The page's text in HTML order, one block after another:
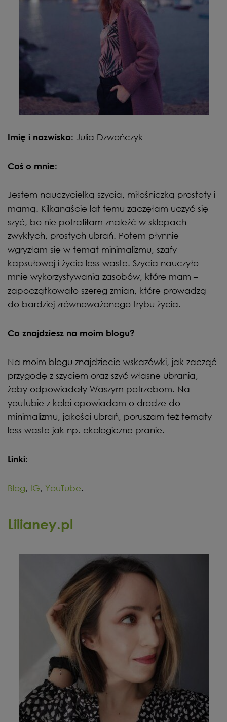
Imię i nazwisko: Julia Dzwończyk
Coś o mnie:
Jestem nauczycielką szycia, miłośniczką prostoty i
mamą. Kilkanaście lat temu zaczęłam uczyć się
szyć, bo nie potrafiłam znaleźć w sklepach
zwykłych, prostych ubrań. Potem płynnie
wgryzłam się w temat minimalizmu, szafy
kapsułowej i życia less waste. Szycia nauczyło
mnie wykorzystywania zasobów, które mam –
zapoczątkowało szereg zmian, które prowadzą
do bardziej zrównoważonego trybu życia.
Co znajdziesz na moim blogu?
Na moim blogu znajdziecie wskazówki, jak zacząć
przygodę z szyciem oraz szyć własne ubrania,
żeby odpowiadały Waszym potrzebom. Na
youtubie z kolei opowiadam o drodze do
minimalizmu, jakości ubrań, poruszam też tematy
less waste jak np. ekologiczne pranie.
Linki:
Blog, IG, YouTube.
Lilianey.pl